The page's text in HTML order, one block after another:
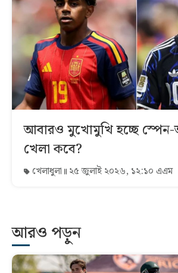
আবারও মুখোমুখি হচ্ছে স্পেন-
খেলা কবে?
খেলাধুলা ২৫ জুলাই ২০২৬, ১২:১০ এএম
আরও পড়ুন